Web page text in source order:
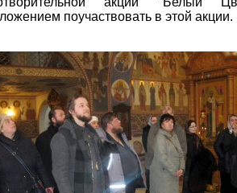
поучаствовать в этой акции.